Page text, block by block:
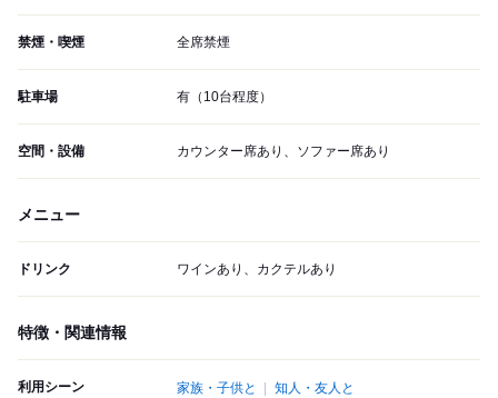
禁煙・喫煙 全席禁煙
駐車場 有（10台程度）
空間・設備 カウンター席あり、ソファー席あり
メニュー
ドリンク ワインあり、カクテルあり
特徴・関連情報
利用シーン 家族・子供と 知人・友人と